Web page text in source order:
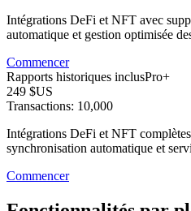
Intégrations DeFi et NFT avec
automatique et gestion optimisée
Commencer
Rapports historiques inclusPro+
249 $US
Transactions: 10,000
Intégrations DeFi et NFT
synchronisation automatique et
Commencer